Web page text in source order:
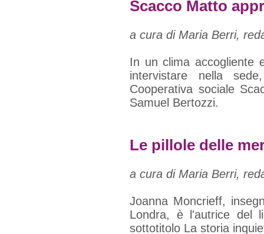
Scacco Matto
a cura di Maria Berri,
In un clima accogliente
intervistare nella
Cooperativa sociale
Samuel Bertozzi.
Le pillole delle
a cura di Maria Berri,
Joanna Moncrieff,
Londra, è l'autrice del
sottotitolo La storia